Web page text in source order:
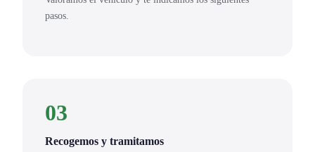
pasos.
03
Recogemos y tramitamos